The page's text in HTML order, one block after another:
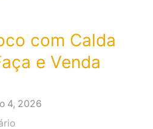
com Calda
e Venda
4, 2026
em